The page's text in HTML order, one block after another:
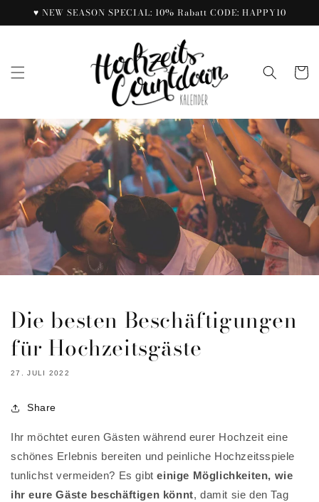
zum
Inhalt
♥ NEW SEASON SPECIAL: 10% Rabatt CODE: HAPPY10
Die besten Beschäftigungen
für Hochzeitsgäste
27. JULI 2022
Share
Ihr möchtet euren Gästen während eurer Hochzeit eine
schönes Erlebnis bereiten und peinliche Hochzeitsspiele
tunlichst vermeiden? Es gibteinige Möglichkeiten, wie
ihr eure Gäste beschäftigen könnt, damit sie den Tag